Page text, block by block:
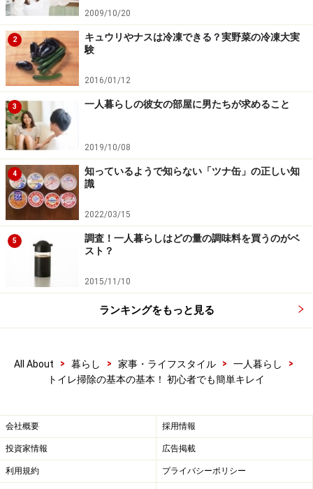
トイレ掃除に必要な道具
■洗剤
まずはトイレ用中性洗剤を用意しましょう。便器からそ
の周辺まで使えて便利。こまめに掃除をしているのであ
れば、これ1つあればOK。
マジックリン 消臭ストロング トイレ トイレ用洗剤 ス
プレー 本体 400ml
Amazonで見る
最近は洗浄力がより強いトイレ用アルカリ性洗剤もあり
ます。フチ裏に液をつけて時間を置き、あとは水を流せ
ば、こすらなくていいというのが売りです。ただし、あ
まりに時間が経ちすぎて頑固になった汚れは落とせない
2009/10/20
2
キュウリやナスは冷凍できる？実野菜の冷凍大実
験
2016/01/12
3 一人暮らしの彼女の部屋に男たちが求めること
2019/10/08
4
知っているようで知らない「ツナ缶」の正しい知
識
2022/03/15
5
調査！一人暮らしはどの量の調味料を買うのがベ
スト？
2015/11/10
ランキングをもっと見る
All About > 暮らし > 家事・ライフスタイル > 一人暮らし
>
トイレ掃除の基本の基本！ 初心者でも簡単キレイ
会社概要 採用情報
投資家情報 広告掲載
利用規約 プライバシーポリシー